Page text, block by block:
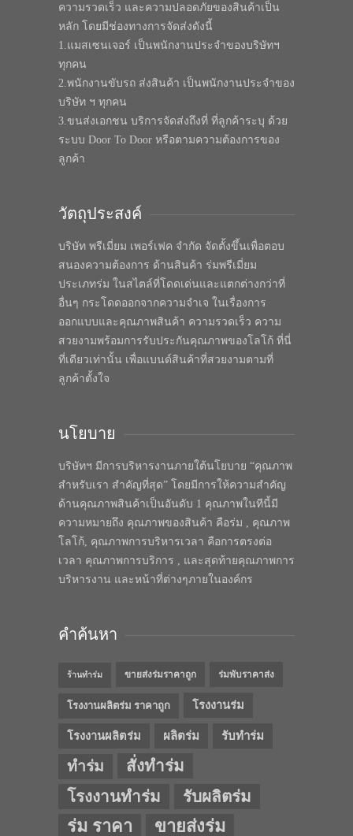
ความรวดเร็ว และความปลอดภัยของสินค้าเป็น
หลัก โดยมีช่องทางการจัดส่งดังนี้
1.แมสเซนเจอร์ เป็นพนักงานประจำของบริษัทฯ
ทุกคน
2.พนักงานขับรถ ส่งสินค้า เป็นพนักงานประจำของ
บริษัท ฯ ทุกคน
3.ขนส่งเอกชน บริการจัดส่งถึงที่ ที่ลูกค้าระบุ ด้วย
ระบบ Door To Door หรือตามความต้องการของ
ลูกค้า
วัตถุประสงค์
บริษัท พรีเมี่ยม เพอร์เฟค จำกัด จัดตั้งขึ้นเพื่อตอบ
สนองความต้องการ ด้านสินค้า ร่มพรีเมี่ยม
ประเภทร่ม ในสไตล์ที่โดดเด่นและแตกต่างกว่าที่
อื่นๆ กระโดดออกจากความจำเจ ในเรื่องการ
ออกแบบและคุณภาพสินค้า ความรวดเร็ว ความ
สวยงามพร้อมการรับประกันคุณภาพของโลโก้ ที่นี่
ที่เดียวเท่านั้น เพื่อแบนด์สินค้าที่สวยงามตามที่
ลูกค้าตั้งใจ
นโยบาย
บริษัทฯ มีการบริหารงานภายใต้นโยบาย “คุณภาพ
สำหรับเรา สำคัญที่สุด” โดยมีการให้ความสำคัญ
ด้านคุณภาพสินค้าเป็นอันดับ 1 คุณภาพในทีนี้มี
ความหมายถึง คุณภาพของสินค้า คือร่ม , คุณภาพ
โลโก้, คุณภาพการบริหารเวลา คือการตรงต่อ
เวลา คุณภาพการบริการ , และสุดท้ายคุณภาพการ
บริหารงาน และหน้าที่ต่างๆภายในองค์กร
คำค้นหา
ร้านทำร่ม ขายส่งร่มราคาถูก ร่มพับราคาส่ง
โรงงานผลิตร่ม ราคาถูก โรงงานร่ม
โรงงานผลิตร่ม ผลิตร่ม รับทำร่ม
ทำร่ม
สั่งทำร่ม
โรงงานทำร่ม
รับผลิตร่ม
ร่ม ราคา ขายส่งร่ม